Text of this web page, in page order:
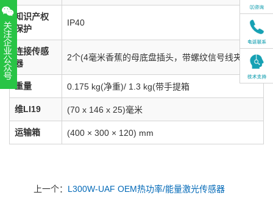
知识产权
保护
IP40
连接传感
器
2个(4毫米香蕉的母底盘插头，带螺纹信号线夹)
重量 0.175 kg(净重)/ 1.3 kg(带手提箱
维LI19 (70 x 146 x 25)毫米
运输箱 (400 × 300 × 120) mm
上一个： L300W-UAF OEM热功率/能量激光传感器
扫一扫，关注官方账号